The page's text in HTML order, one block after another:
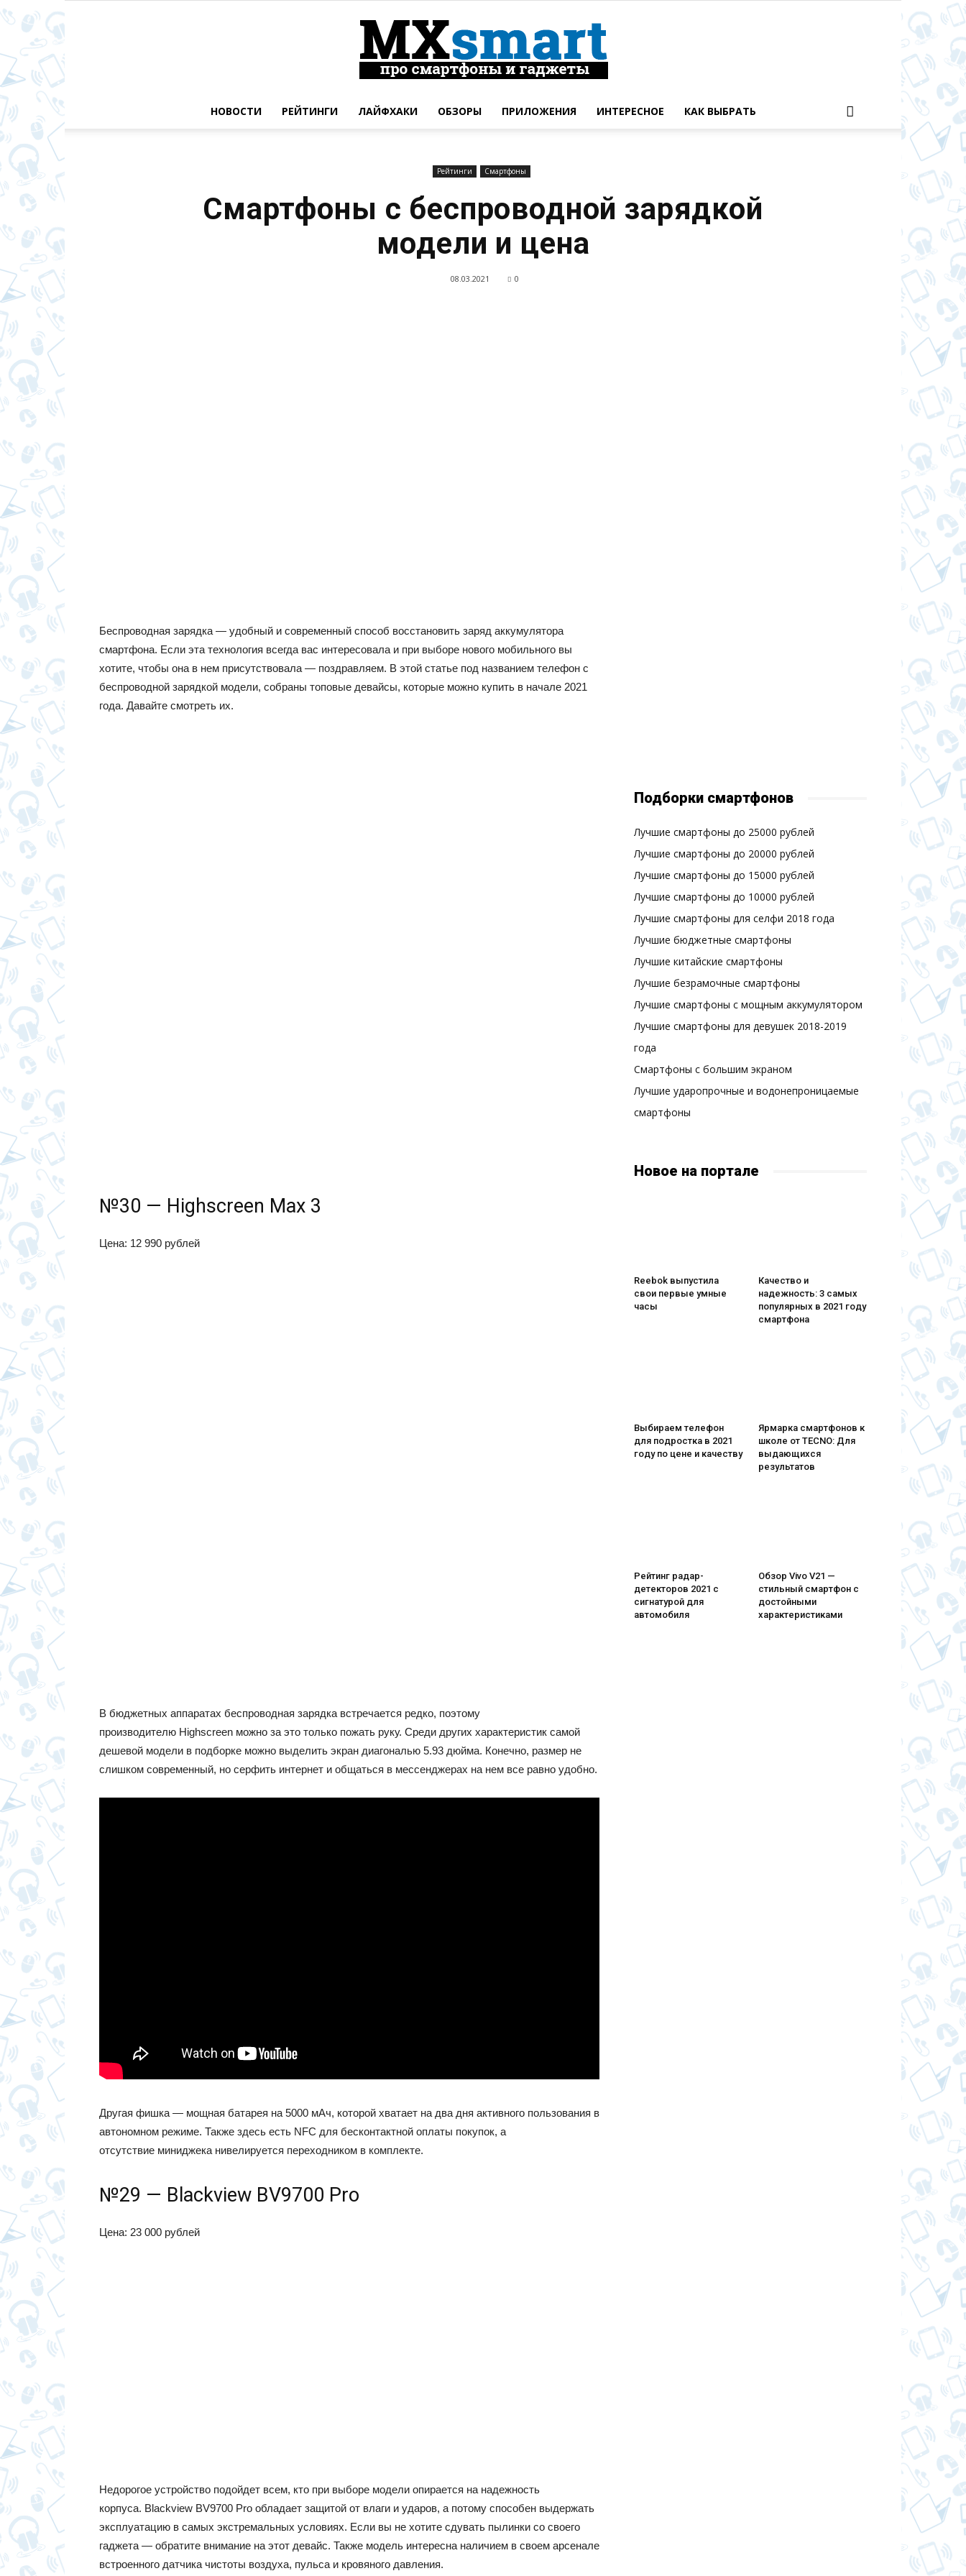
смартфонов
НОВОСТИ РЕЙТИНГИ ЛАЙФХАКИ ОБЗОРЫ ПРИЛОЖЕНИЯ ИНТЕРЕСНОЕ КАК ВЫБРАТЬ
Рейтинги Смартфоны
Смартфоны с беспроводной зарядкой
модели и цена
08.03.2021 0
Беспроводная зарядка — удобный и современный способ восстановить заряд аккумулятора
смартфона. Если эта технология всегда вас интересовала и при выборе нового мобильного вы
хотите, чтобы она в нем присутствовала — поздравляем. В этой статье под названием телефон с
беспроводной зарядкой модели, собраны топовые девайсы, которые можно купить в начале 2021
года. Давайте смотреть их.
№30 — Highscreen Max 3
Цена: 12 990 рублей
В бюджетных аппаратах беспроводная зарядка встречается редко, поэтому
производителю Highscreen можно за это только пожать руку. Среди других характеристик самой
дешевой модели в подборке можно выделить экран диагональю 5.93 дюйма. Конечно, размер не
слишком современный, но серфить интернет и общаться в мессенджерах на нем все равно удобно.
Другая фишка — мощная батарея на 5000 мАч, которой хватает на два дня активного пользования в
автономном режиме. Также здесь есть NFC для бесконтактной оплаты покупок, а
отсутствие миниджека нивелируется переходником в комплекте.
№29 — Blackview BV9700 Pro
Цена: 23 000 рублей
Недорогое устройство подойдет всем, кто при выборе модели опирается на надежность
корпуса. Blackview BV9700 Pro обладает защитой от влаги и ударов, а потому способен выдержать
эксплуатацию в самых экстремальных условиях. Если вы не хотите сдувать пылинки со своего
гаджета — обратите внимание на этот девайс. Также модель интересна наличием в своем арсенале
встроенного датчика чистоты воздуха, пульса и кровяного давления.
Подборки смартфонов
Лучшие смартфоны до 25000 рублей
Лучшие смартфоны до 20000 рублей
Лучшие смартфоны до 15000 рублей
Лучшие смартфоны до 10000 рублей
Лучшие смартфоны для селфи 2018 года
Лучшие бюджетные смартфоны
Лучшие китайские смартфоны
Лучшие безрамочные смартфоны
Лучшие смартфоны с мощным аккумулятором
Лучшие смартфоны для девушек 2018-2019
года
Смартфоны с большим экраном
Лучшие ударопрочные и водонепроницаемые
смартфоны
Новое на портале
Reebok выпустила
свои первые умные
часы
Качество и
надежность: 3 самых
популярных в 2021 году
смартфона
Выбираем телефон
для подростка в 2021
году по цене и качеству
Ярмарка смартфонов к
школе от TECNO: Для
выдающихся
результатов
Рейтинг радар-
детекторов 2021 с
сигнатурой для
автомобиля
Обзор Vivo V21 —
стильный смартфон с
достойными
характеристиками